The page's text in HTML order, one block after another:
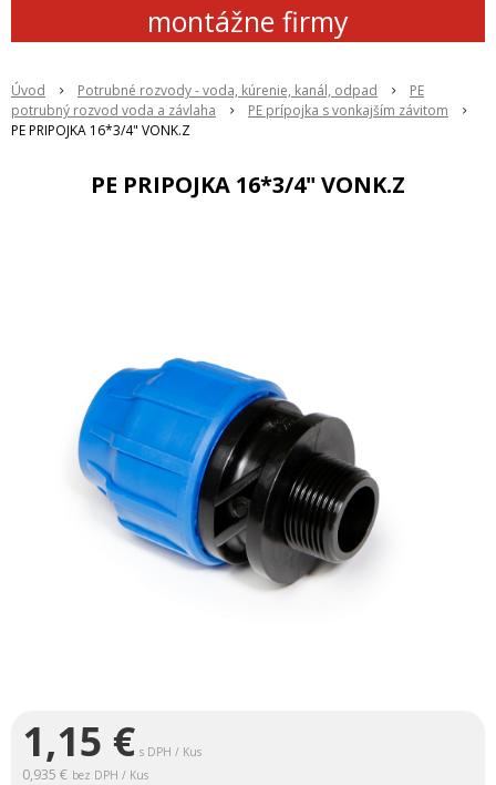
montážne firmy
Úvod Potrubné rozvody - voda, kúrenie, kanál, odpad
PE
potrubný rozvod voda a závlaha
PE prípojka s vonkajším závitom
PE PRIPOJKA 16*3/4" VONK.Z
PE PRIPOJKA 16*3/4" VONK.Z
1,15 € s DPH / Kus
0,935 € bez DPH / Kus